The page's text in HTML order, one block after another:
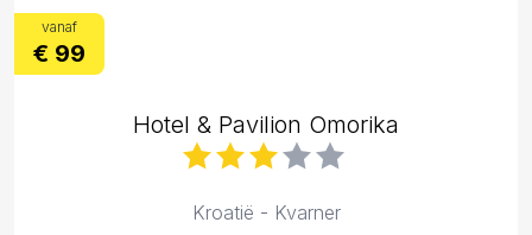
vanaf
€ 99
Hotel & Pavilion Omorika
Kroatië - Kvarner